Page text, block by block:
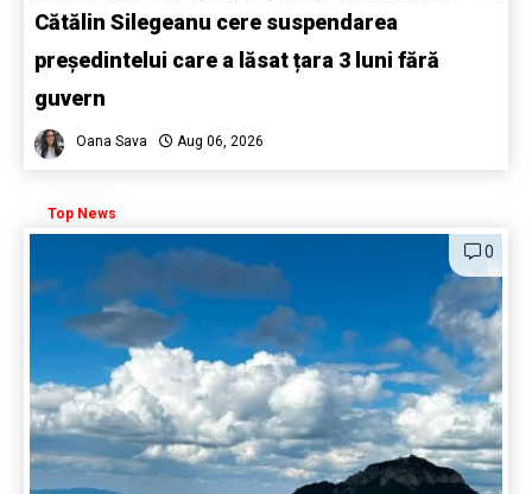
Cătălin Silegeanu cere suspendarea
președintelui care a lăsat țara 3 luni fără
guvern
Oana Sava Aug 06, 2026
Top News
0